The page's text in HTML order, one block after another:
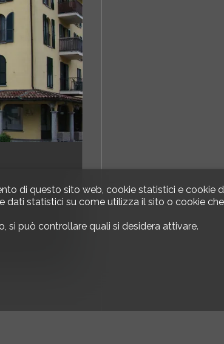
di questo sito web, cookie statistici e cookie
dati statistici su come utilizza il sito o cookie
si può controllare quali si desidera attivare.